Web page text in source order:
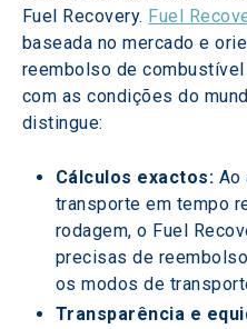
Fuel Recovery. Fuel
baseada no mercado e
reembolso de
com as condições do
distingue:
Cálculos exactos: Ao
transporte em tempo
rodagem, o Fuel
precisas de
os modos de
Transparência e